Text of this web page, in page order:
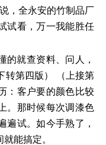
，全永安的竹制品厂
试看，万一我能胜任
的就查资料、问人，
转第四版） （上接第
：客户要的颜色比较
。那时候每次调漆色
遍试。如今手熟了，
能搞定。